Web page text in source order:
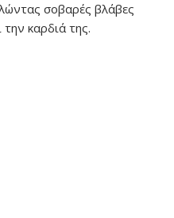
σοβαρές βλάβες
καρδιά της.